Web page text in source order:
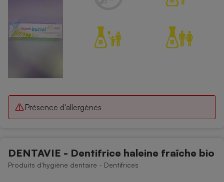
Présence d'allergènes
DENTAVIE - Dentifrice haleine fraîche bio
Produits d'hygiène dentaire - Dentifrices